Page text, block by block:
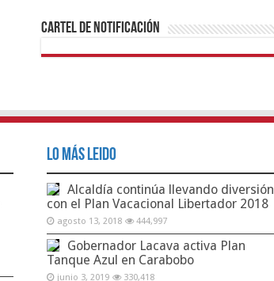
Cartel de Notificación
Lo Más Leido
Alcaldía continúa llevando diversión
con el Plan Vacacional Libertador 2018
agosto 13, 2018 444,997
Gobernador Lacava activa Plan
Tanque Azul en Carabobo
junio 3, 2019 330,418